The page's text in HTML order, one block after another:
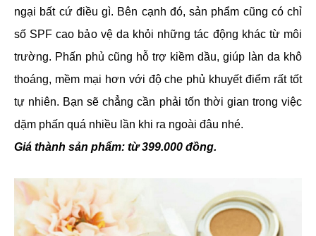
ngại bất cứ điều gì. Bên cạnh đó, sản phẩm cũng có chỉ
số SPF cao bảo vệ da khỏi những tác động khác từ môi
trường. Phấn phủ cũng hỗ trợ kiềm dầu, giúp làn da khô
thoáng, mềm mại hơn với độ che phủ khuyết điểm rất tốt
tự nhiên. Bạn sẽ chẳng cần phải tốn thời gian trong việc
dặm phấn quá nhiều lần khi ra ngoài đâu nhé.
Giá thành sản phẩm: từ 399.000 đồng.